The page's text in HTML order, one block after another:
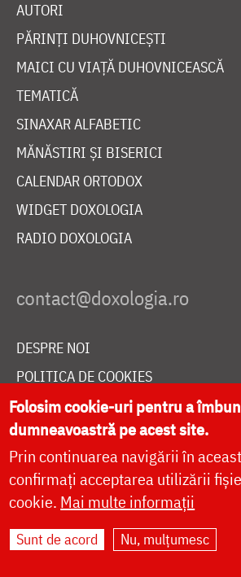
AUTORI
PĂRINȚI DUHOVNICEȘTI
MAICI CU VIAȚĂ DUHOVNICEASCĂ
TEMATICĂ
SINAXAR ALFABETIC
MĂNĂSTIRI ȘI BISERICI
CALENDAR ORTODOX
WIDGET DOXOLOGIA
RADIO DOXOLOGIA
DESPRE NOI
POLITICA DE COOKIES
DONEAZĂ ONLINE PENTRU
LIVE
Site dezvoltat de
Folosim cookie-uri pentru a
dumneavoastră pe acest site.
Prin continuarea navigării în
confirmați acceptarea utilizării
cookie. Mai multe informații
Sunt de acord Nu, mulțumesc